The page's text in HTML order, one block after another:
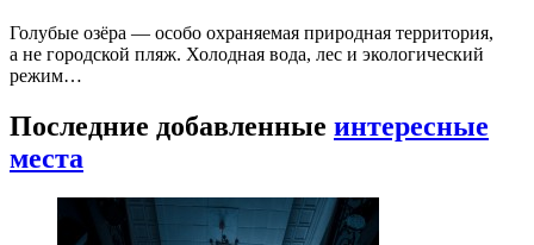
Голубые озёра — особо охраняемая природная территория,
а не городской пляж. Холодная вода, лес и экологический
режим…
Последние добавленные интересные
места